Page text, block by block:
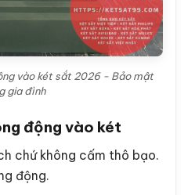
vào két sắt 2026 - Bảo mật
gia đình
động vào két
chứ không cấm thô bạo.
động.